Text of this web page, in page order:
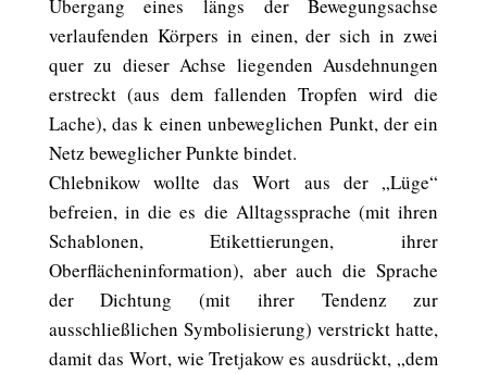
Übergang eines längs der Bewegungsachse
verlaufenden Körpers in einen, der sich in zwei
quer zu dieser Achse liegenden Ausdehnungen
erstreckt (aus dem fallenden Tropfen wird die
Lache), das k einen unbeweglichen Punkt, der ein
Netz beweglicher Punkte bindet.
Chlebnikow wollte das Wort aus der „Lüge“
befreien, in die es die Alltagssprache (mit ihren
Schablonen, Etikettierungen, ihrer
Oberflächeninformation), aber auch die Sprache
der Dichtung (mit ihrer Tendenz zur
ausschließlichen Symbolisierung) verstrickt hatte,
damit das Wort, wie Tretjakow es ausdrückt, „dem